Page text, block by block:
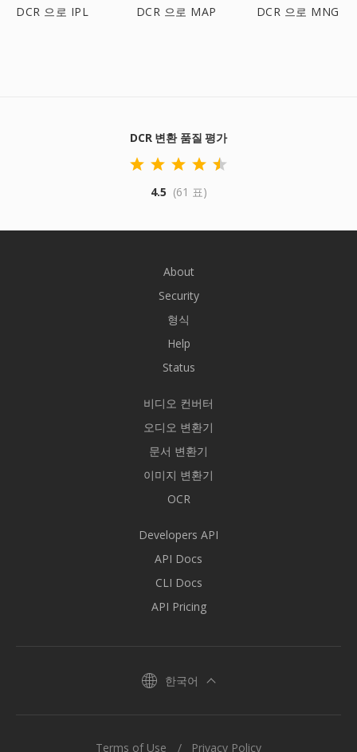
DCR 으로 IPL DCR 으로 MAP DCR 으로 MNG
DCR 변환 품질 평가
4.5 (61 표)
About
Security
형식
Help
Status
비디오 컨버터
오디오 변환기
문서 변환기
이미지 변환기
OCR
Developers API
API Docs
CLI Docs
API Pricing
한국어
Terms of Use Privacy Policy